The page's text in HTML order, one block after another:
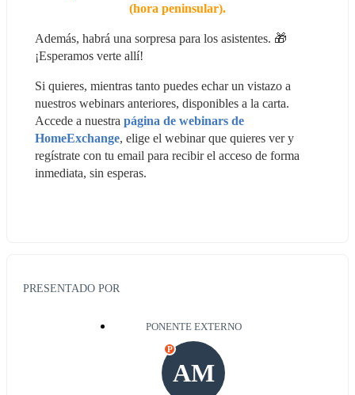
(hora peninsular).
Además, habrá una sorpresa para los asistentes. 🎁
¡Esperamos verte allí!
Si quieres, mientras tanto puedes echar un vistazo a
nuestros webinars anteriores, disponibles a la carta.
Accede a nuestra página de webinars de
HomeExchange, elige el webinar que quieres ver y
regístrate con tu email para recibir el acceso de forma
inmediata, sin esperas.
PRESENTADO POR
PONENTE EXTERNO
AM
P